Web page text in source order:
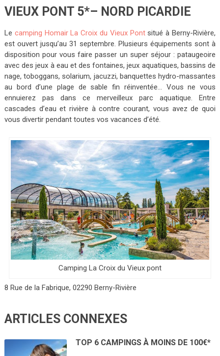
VIEUX PONT 5*– NORD PICARDIE
Le camping Homair La Croix du Vieux Pontsitué à Berny-Rivière,
est ouvert jusqu’au 31 septembre. Plusieurs équipements sont à
disposition pour vous faire passer un super séjour : pataugeoire
avec des jeux à eau et des fontaines, jeux aquatiques, bassins de
nage, toboggans, solarium, jacuzzi, banquettes hydro-massantes
au bord d’une plage de sable fin réinventée… Vous ne vous
ennuierez pas dans ce merveilleux parc aquatique. Entre
cascades d’eau et rivière à contre courant, vous avez de quoi
vous divertir pendant toutes vos vacances d’été.
Camping La Croix du Vieux pont
8 Rue de la Fabrique, 02290 Berny-Rivière
ARTICLES CONNEXES
TOP 6 CAMPINGS À MOINS DE 100€*